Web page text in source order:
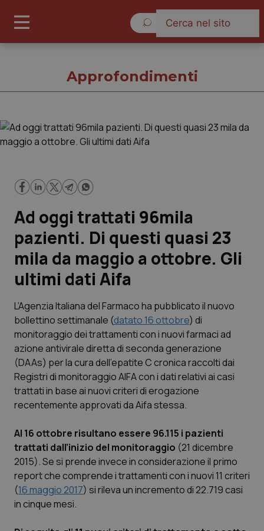
Governo e Parlamento
Regioni e Asl
Lavoro e Professioni
Studi e Analisi
Lettere al direttore
Edizioni Regionali
Professionisti Sanitari.AI
Abruzzo
Basilicata
QS Pro Gold
Artrite & artrosi
QS Club Newsletter
Approfondimenti
Ad oggi trattati 96mila
pazienti. Di questi quasi 23
mila da maggio a ottobre. Gli
ultimi dati Aifa
L’Agenzia Italiana del Farmaco ha pubblicato il nuovo
bollettino settimanale (datato 16 ottobre) di
monitoraggio dei trattamenti con i nuovi farmaci ad
azione antivirale diretta di seconda generazione
(DAAs) per la cura dell’epatite C cronica raccolti dai
Registri di monitoraggio AIFA con i dati relativi ai casi
trattati in base ai nuovi criteri di erogazione
recentemente approvati da Aifa stessa.
Al 16 ottobre risultano essere 96.115 i pazienti
trattati dall’inizio del monitoraggio (21 dicembre
2015). Se si prende invece in considerazione il primo
report che comprende i trattamenti con i nuovi 11 criteri
(16 maggio 2017) si rileva un incremento di 22.719 casi
in cinque mesi.